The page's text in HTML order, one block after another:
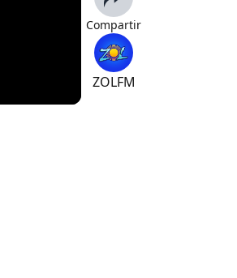
Compartir
ZOLFM